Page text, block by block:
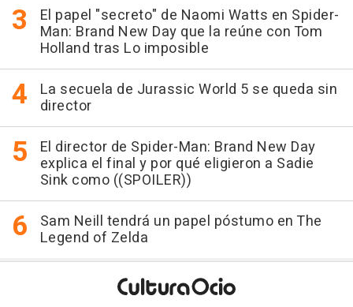
El papel "secreto" de Naomi Watts en Spider-
Man: Brand New Day que la reúne con Tom
Holland tras Lo imposible
La secuela de Jurassic World 5 se queda sin
director
El director de Spider-Man: Brand New Day
explica el final y por qué eligieron a Sadie
Sink como ((SPOILER))
Sam Neill tendrá un papel póstumo en The
Legend of Zelda